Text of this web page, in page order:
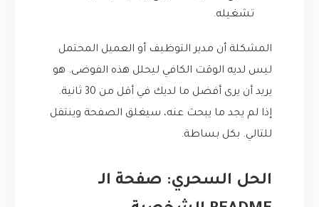
تشغيله.
المشكلة أن مدير التوظيف أو العميل المحتمل
ليس لديه الوقت الكافي ليحلل هذه الفوضى. هو
يريد أن يرى أفضل ما لديك في أقل من 30 ثانية.
إذا لم يجد ما يبحث عنه، سيغلق الصفحة وينتقل
للتالي. بكل بساطة.
الحل السحري: صفحة الـ